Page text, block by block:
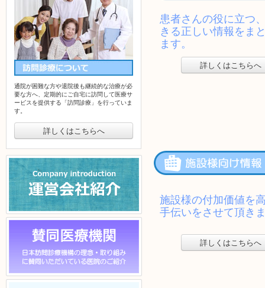
訪問診療について
通院が困難な方や退院後も継続的な治療が必
要な方へ、定期的にご自宅に訪問して医療サ
ービスを提供する「訪問診療」を行っていま
す。
詳しくはこちらへ
運営会社紹介
賛同医院一覧
患者様・ご家族
患者さんの役に立つ
きる正しい情報をま
ます。
詳しくはこちらへ
施設様の付加価値を
手伝いをさせて頂き
詳しくはこちらへ